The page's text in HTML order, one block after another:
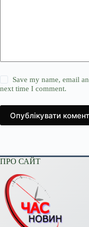
Save my name, email
next time I comment.
Опублікувати
ПРО САЙТ